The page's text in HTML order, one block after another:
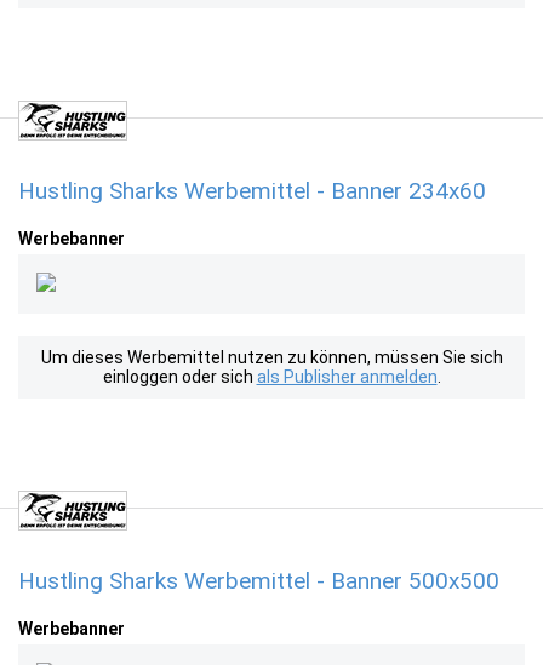
Hustling Sharks Werbemittel - Banner 234x60
Werbebanner
Um dieses Werbemittel nutzen zu können, müssen Sie sich
einloggen oder sich als Publisher anmelden
Hustling Sharks Werbemittel - Banner 500x500
Werbebanner